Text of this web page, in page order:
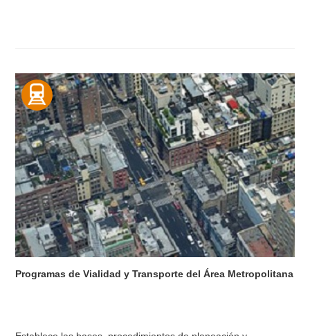
Programas de Vialidad y Transporte del Área Metropolitana